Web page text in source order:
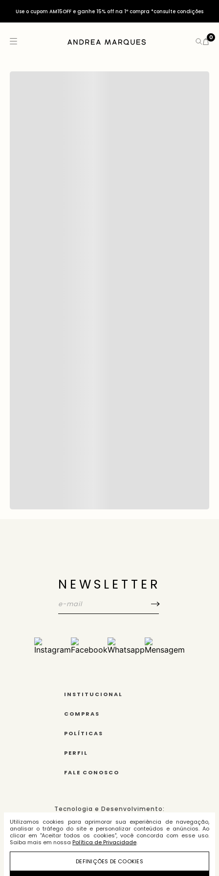
Use o cupom AM15OFF e ganhe 15% off na 1ª compra *consulte condições
0
Utilizamos cookies para aprimorar sua experiência de navegação,
analisar o tráfego do site e personalizar conteúdos e anúncios. Ao
clicar em "Aceitar todos os cookies", você concorda com esse uso.
Saiba mais em nossa Política de Privacidade.
DEFINIÇÕES DE COOKIES
NEWSLETTER
INSTITUCIONAL
COMPRAS
POLÍTICAS
PERFIL
FALE CONOSCO
Tecnologia e Desenvolvimento:
Amarques Indústria e Comércio de
Roupas Ltda. - cnpj: